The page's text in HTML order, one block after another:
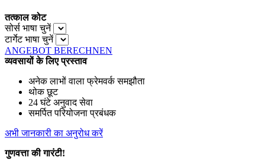
तत्काल कोट
सोर्स भाषा चुनें
टार्गेट भाषा चुनें
ANGEBOT BERECHNEN
व्यवसायों के लिए प्रस्ताव
अनेक लाभों वाला फ्रेमवर्क समझौता
थोक छूट
24 घंटे अनुवाद सेवा
समर्पित परियोजना प्रबंधक
अभी जानकारी का अनुरोध करें
गुणवत्ता की गारंटी!